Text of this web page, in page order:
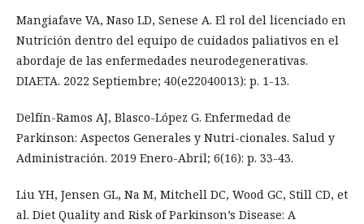
Mangiafave VA, Naso LD, Senese A. El rol del licenciado en
Nutrición dentro del equipo de cuidados paliativos en el
abordaje de las enfermedades neurodegenerativas.
DIAETA. 2022 Septiembre; 40(e22040013): p. 1-13.
Delfín-Ramos AJ, Blasco-López G. Enfermedad de
Parkinson: Aspectos Generales y Nutri-cionales. Salud y
Administración. 2019 Enero-Abril; 6(16): p. 33-43.
Liu YH, Jensen GL, Na M, Mitchell DC, Wood GC, Still CD, et
al. Diet Quality and Risk of Parkinson’s Disease: A